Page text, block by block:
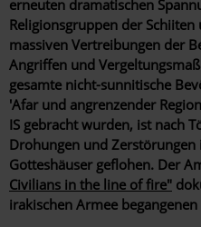
erneuten dramatischen
Religionsgruppen der
massiven Vertreibungen der
Angriffen und
gesamte nicht-sunnitische
'Afar und angrenzender
IS gebracht wurden, ist nach
Drohungen und
Gotteshäuser geflohen. Der
Civilians in the line of fire"
irakischen Armee